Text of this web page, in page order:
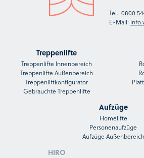
Tel.:0800
E-Mail:
Treppenlifte
Treppenlifte Innenbereich
Treppenlifte Außenbereich
Treppenliftkonfigurator
Gebrauchte Treppenlifte
Aufzüge
Homelifte
Personenaufzüge
Aufzüge Außenbereich
HIRO